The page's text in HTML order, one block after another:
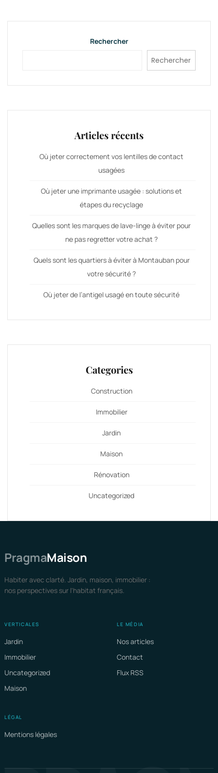
Rechercher
Rechercher
Articles récents
Où jeter correctement vos lentilles de contact
usagées
Où jeter une imprimante usagée : solutions et
étapes du recyclage
Quelles sont les marques de lave-linge à éviter pour
ne pas regretter votre achat ?
Quels sont les quartiers à éviter à Montauban pour
votre sécurité ?
Où jeter de l’antigel usagé en toute sécurité
Categories
Construction
Immobilier
Jardin
Maison
Rénovation
Uncategorized
PragmaMaison
Habiter avec clarté. Jardin, maison, immobilier :
nos perspectives sur l'habitat français.
VERTICALES
Jardin
Immobilier
Uncategorized
Maison
LE MÉDIA
Nos articles
Contact
Flux RSS
LÉGAL
Mentions légales